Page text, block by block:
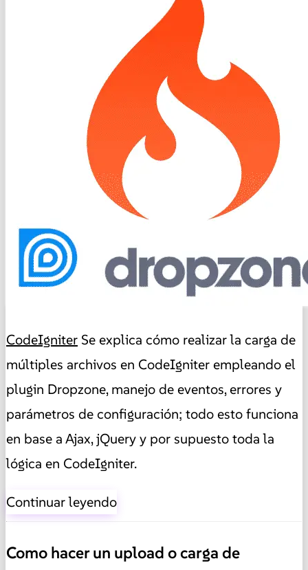
CodeIgniter Se explica cómo realizar la carga de
múltiples archivos en CodeIgniter empleando el
plugin Dropzone, manejo de eventos, errores y
parámetros de configuración; todo esto funciona
en base a Ajax, jQuery y por supuesto toda la
lógica en CodeIgniter.
Continuar leyendo
Como hacer un upload o carga de